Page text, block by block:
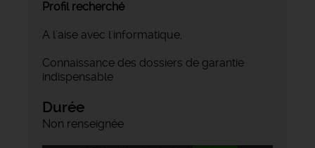
Profil recherché
A l'aise avec l'informatique,
Connaissance des dossiers de garantie
indispensable
Durée
Non renseignée